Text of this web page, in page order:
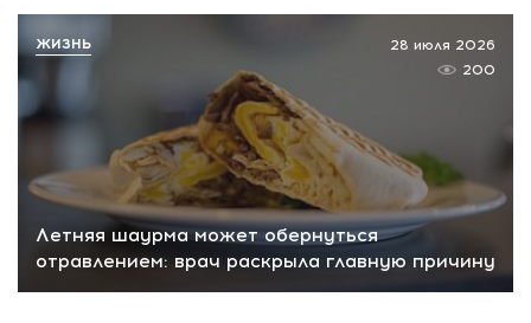
Летняя шаурма может обернуться
отравлением: врач раскрыла главную причину
28 июля 2026
200
ЖИЗНЬ